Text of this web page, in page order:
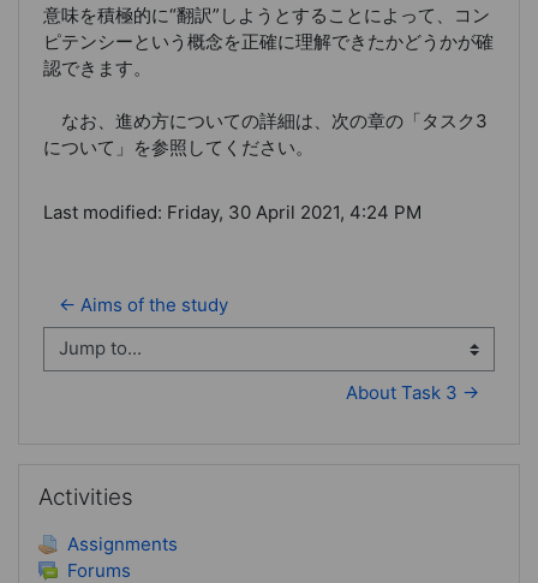
意味を積極的に“翻訳”しようとすることによって、コン
ピテンシーという概念を正確に理解できたかどうかが確
認できます。
なお、進め方についての詳細は、次の章の「タスク3
について」を参照してください。
Last modified: Friday, 30 April 2021, 4:24 PM
← Aims of the study
Jump to...
About Task 3 →
Activities
Assignments
Forums